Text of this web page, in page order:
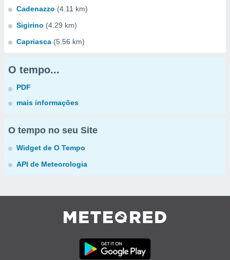
Cadenazzo (4.11 km)
Sigirino (4.29 km)
Capriasca (5.56 km)
O tempo...
PDF
mais informações
O tempo no seu Site
Widget de O Tempo
API de Meteorologia